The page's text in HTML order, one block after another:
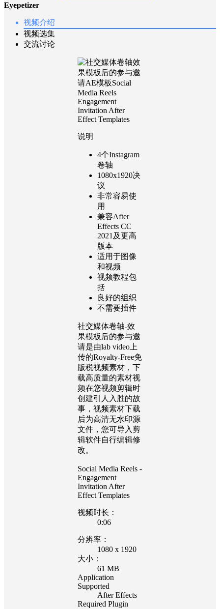
Eyepetizer
视频介绍
视频选集
交流讨论
说明
4个Instagram
卷轴
1080x1920决
议
非常容易使
用
兼容After
Effects CC
2021及更高
版本
适用于图像
和视频
视频教程包
括
良好的组织
不需要插件
社交媒体卷轴-效
果模板后的参与邀
请是由lab video上
传的Royalty-Free免
版税视频素材，下
载高质量的素材视
频在您视频剪辑时
创建引人入胜的故
事，视频素材下载
后为高清无水印源
文件，您可导入剪
辑软件自行编辑修
改。
Social Media Reels -
Engagement
Invitation After
Effect Templates
视频时长：
0:06
分辨率：
1080 x 1920
大小：
61 MB
Application
Supported
After Effects
Required Plugin